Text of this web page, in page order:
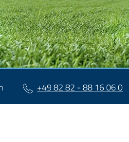
+49 82 82 - 88 16 06 0